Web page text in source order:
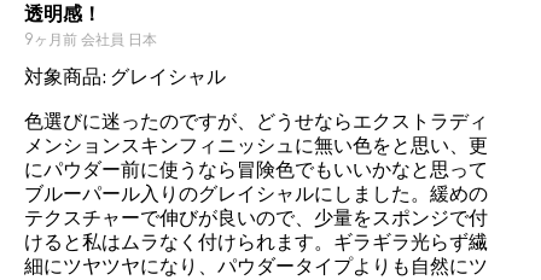
透明感！
9ヶ月前 会社員 日本
対象商品: グレイシャル
色選びに迷ったのですが、どうせならエクストラディ
メンションスキンフィニッシュに無い色をと思い、更
にパウダー前に使うなら冒険色でもいいかなと思って
ブルーパール入りのグレイシャルにしました。緩めの
テクスチャーで伸びが良いので、少量をスポンジで付
けると私はムラなく付けられます。ギラギラ光らず繊
細にツヤツヤになり、パウダータイプよりも自然にツ